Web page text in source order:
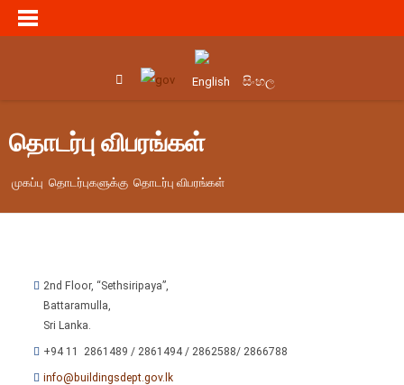
English සිංහල
தொடர்பு விபரங்கள்
முகப்பு தொடர்புகளுக்கு தொடர்பு விபரங்கள்
2nd Floor, “Sethsiripaya”,
Battaramulla,
Sri Lanka.
+94 11 2861489 / 2861494 / 2862588/ 2866788
info@buildingsdept.gov.lk